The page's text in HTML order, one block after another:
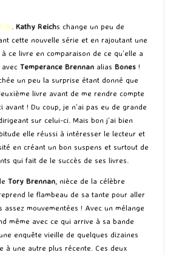
. Kathy Reichs change un peu de
cette nouvelle série et en rajoutant une
ce livre en comparaison de ce qu’elle a
Temperance Brennan alias Bones !
un peu la surprise étant donné que
livre avant de me rendre compte
avant ! Du coup, je n’ai pas eu de grande
sur celui-ci. Mais bon j’ai bien
elle réussi à intéresser le lecteur et
en créant un bon suspens et surtout de
qui fait de le succès de ses livres.
Tory Brennan, nièce de la célèbre
le flambeau de sa tante pour aller
assez mouvementées ! Avec un mélange
même avec ce qui arrive à sa bande
enquête vieille de quelques dizaines
à une autre plus récente. Ces deux